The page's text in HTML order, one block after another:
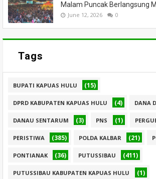
Malam Puncak Berlangsung
June 12, 2026 0
Tags
BUPATI KAPUAS HULU (15)
DPRD KABUPATEN KAPUAS HULU (4) DANA
DANAU SENTARUM (3) PNS (1)
PERISTIWA (385) POLDA KALBAR (21)
PONTIANAK (36) PUTUSSIBAU (411)
PUTUSSIBAU KABUPATEN KAPUAS HULU (1)